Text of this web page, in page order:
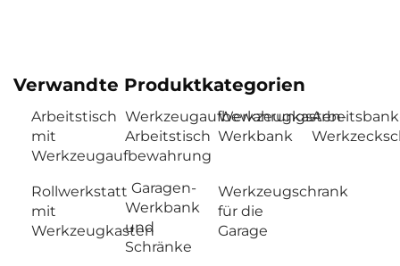
Verwandte Produktkategorien
Arbeitstisch
mit
Werkzeugaufbewahrung
Werkzeugaufbewahrungs-
Arbeitstisch
Werkzeugkasten-
Werkbank
Rollwerkstatt
mit
Werkzeugkasten
Garagen-
Werkbank
und
Schränke
Werkzeugschrank
für die
Garage